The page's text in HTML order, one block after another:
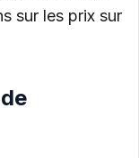
sur les prix sur